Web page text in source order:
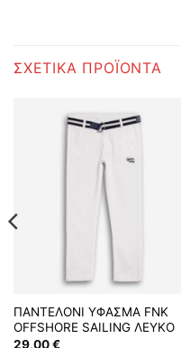
ΣΧΕΤΙΚΆ ΠΡΟΪΌΝΤΑ
ΠΑΝΤΕΛΟΝΙ ΥΦΑΣΜΑ FNK
OFFSHORE SAILING ΛΕΥΚΟ
29,00€